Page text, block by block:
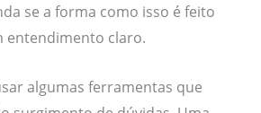
se a forma como isso é feito
entendimento claro.
algumas ferramentas que